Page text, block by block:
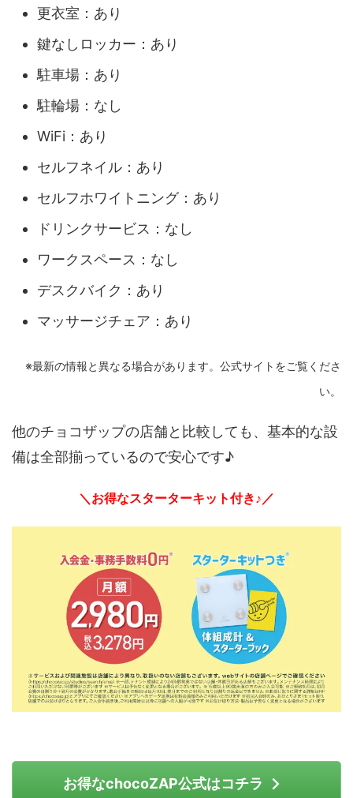
更衣室：あり
鍵なしロッカー：あり
駐車場：あり
駐輪場：なし
WiFi：あり
セルフネイル：あり
セルフホワイトニング：あり
ドリンクサービス：なし
ワークスペース：なし
デスクバイク：あり
マッサージチェア：あり
※最新の情報と異なる場合があります。公式サイトをご覧くださ
い。
他のチョコザップの店舗と比較しても、基本的な設
備は全部揃っているので安心です♪
＼お得なスターターキット付き♪／
お得なchocoZAP公式はコチラ